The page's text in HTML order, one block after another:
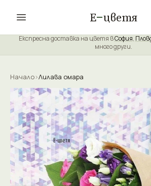
Е цветя
Експресна доставка на цветя вСофия,
много други.
Начало›Лилава омара